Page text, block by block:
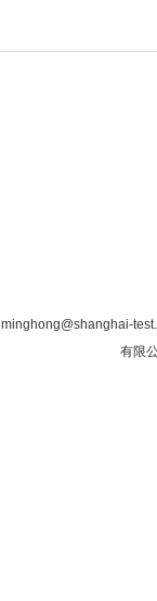
liuminghong@shanghai-
有限